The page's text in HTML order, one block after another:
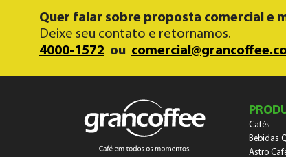
Quer falar sobre proposta comercial e
Deixe seu contato e retornamos.
4000-1572 ou
Cafés
Bebidas
Astro